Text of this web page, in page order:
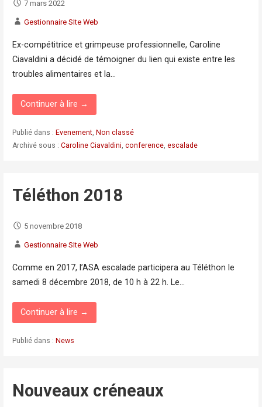
7 mars 2022
Gestionnaire SIte Web
Ex-compétitrice et grimpeuse professionnelle, Caroline
Ciavaldini a décidé de témoigner du lien qui existe entre les
troubles alimentaires et la…
Continuer à lire →
Publié dans : Evenement, Non classé
Archivé sous : Caroline Ciavaldini, conference, escalade
Téléthon 2018
5 novembre 2018
Gestionnaire SIte Web
Comme en 2017, l’ASA escalade participera au Téléthon le
samedi 8 décembre 2018, de 10 h à 22 h. Le…
Continuer à lire →
Publié dans : News
Nouveaux créneaux